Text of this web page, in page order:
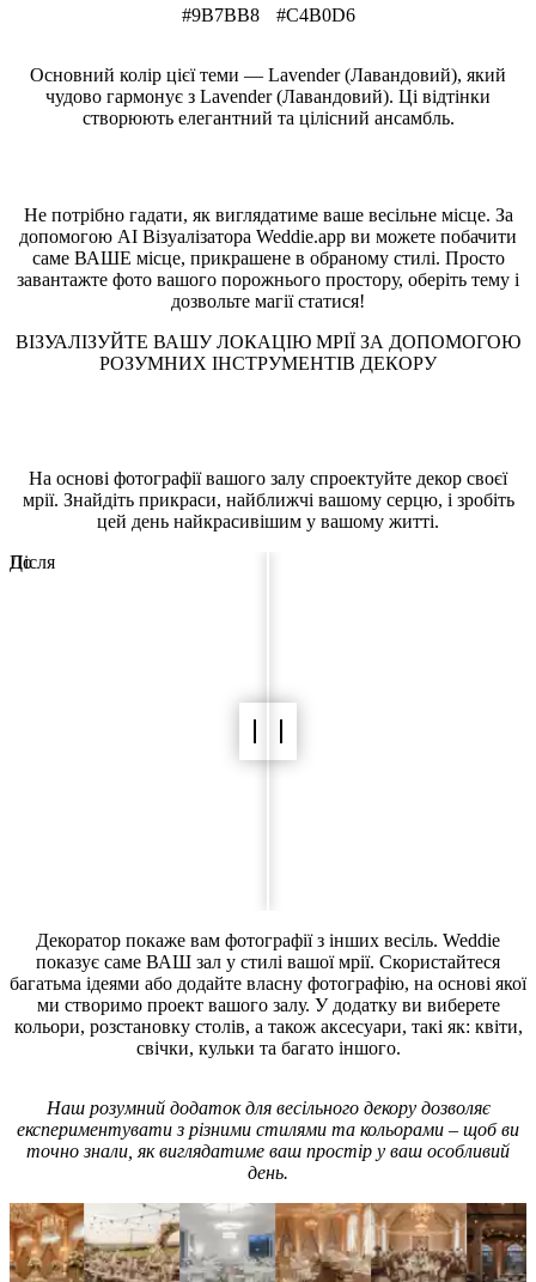
#9B7BB8 #C4B0D6
Основний колір цієї теми — Lavender (Лавандовий), який
чудово гармонує з Lavender (Лавандовий). Ці відтінки
створюють елегантний та цілісний ансамбль.
Не потрібно гадати, як виглядатиме ваше весільне місце. За
допомогою AI Візуалізатора Weddie.app ви можете побачити
саме ВАШЕ місце, прикрашене в обраному стилі. Просто
завантажте фото вашого порожнього простору, оберіть тему і
дозвольте магії статися!
ВІЗУАЛІЗУЙТЕ ВАШУ ЛОКАЦІЮ МРІЇ ЗА ДОПОМОГОЮ
РОЗУМНИХ ІНСТРУМЕНТІВ ДЕКОРУ
На основі фотографії вашого залу спроектуйте декор своєї
мрії. Знайдіть прикраси, найближчі вашому серцю, і зробіть
цей день найкрасивішим у вашому житті.
До
Після
Декоратор покаже вам фотографії з інших весіль. Weddie
показує саме ВАШ зал у стилі вашої мрії. Скористайтеся
багатьма ідеями або додайте власну фотографію, на основі якої
ми створимо проект вашого залу. У додатку ви виберете
кольори, розстановку столів, а також аксесуари, такі як: квіти,
свічки, кульки та багато іншого.
Наш розумний додаток для весільного декору дозволяє
експериментувати з різними стилями та кольорами – щоб ви
точно знали, як виглядатиме ваш простір у ваш особливий
день.